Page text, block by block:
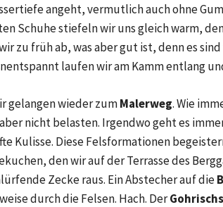
angeht, vermutlich auch ohne
Schuhe stiefeln wir uns gleich warm,
zu früh ab, was aber gut ist, denn es
laufen wir am Kamm entlang
gelangen wieder zumMalerweg. Wie
nicht belasten. Irgendwo geht es
Kulisse. Diese Felsformationen
den wir auf der Terrasse des
Zecke raus. Ein Abstecher auf die
durch die Felsen. Hach. Der